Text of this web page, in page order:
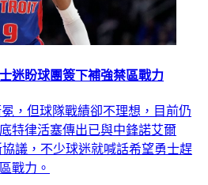
迷盼球團簽下補強禁區戰力
，但球隊戰績卻不理想，目前仍
特律活塞傳出已與中鋒諾艾爾
協議，不少球迷就喊話希望勇士趕
戰力。